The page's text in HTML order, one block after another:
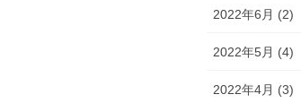
2022年6月 (2)
2022年5月 (4)
2022年4月 (3)